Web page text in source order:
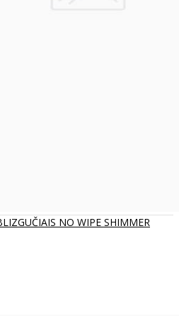
NO WIPE SHIMMER